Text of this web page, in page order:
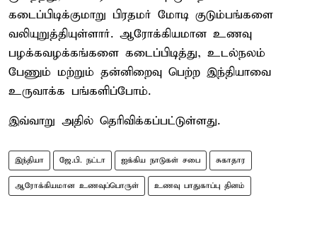
கடைப்பிடிக்குமாறு பிரதமர் மோடி குடும்பங்களை
வலியுறுத்தியுள்ளார். ஆரோக்கியமான உணவு
பழக்கவழக்கங்களை கடைப்பிடித்து, உடல்நலம்
பேணும் மற்றும் தன்னிறைவு பெற்ற இந்தியாவை
உருவாக்க பங்களிப்போம்.
இவ்வாறு அதில் தெரிவிக்கப்பட்டுள்ளது.
இந்தியா ஜே.பி. நட்டா ஐக்கிய நாடுகள் சபை சுகாதார
ஆரோக்கியமான உணவுப்பொருள் உணவு பாதுகாப்பு தினம்